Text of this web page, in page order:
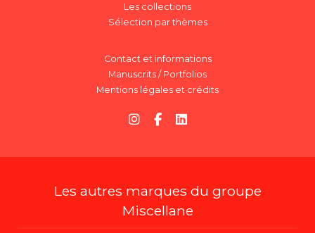
Les collections
Sélection par thèmes
Contact et informations
Manuscrits / Portfolios
Mentions légales et crédits
Les autres marques du groupe
Miscellane